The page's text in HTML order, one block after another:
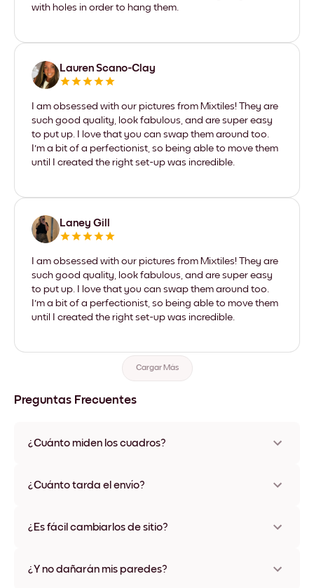
with holes in order to hang them.
Lauren Scano-Clay
I am obsessed with our pictures from Mixtiles! They are
such good quality, look fabulous, and are super easy
to put up. I love that you can swap them around too.
I'm a bit of a perfectionist, so being able to move them
until I created the right set-up was incredible.
Laney Gill
I am obsessed with our pictures from Mixtiles! They are
such good quality, look fabulous, and are super easy
to put up. I love that you can swap them around too.
I'm a bit of a perfectionist, so being able to move them
until I created the right set-up was incredible.
Cargar Más
Preguntas Frecuentes
¿Cuánto miden los cuadros?
opción única de 56x112 cm. Disponible en varios materiales y
¿Cuánto tarda el envío?
disponibles en algunos países. Te enviaremos un número de
¿Es fácil cambiarlos de sitio?
ningún daño
¿Y no dañarán mis paredes?